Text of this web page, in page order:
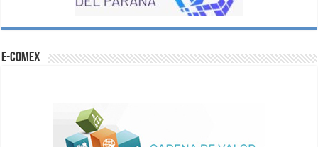
e-comex